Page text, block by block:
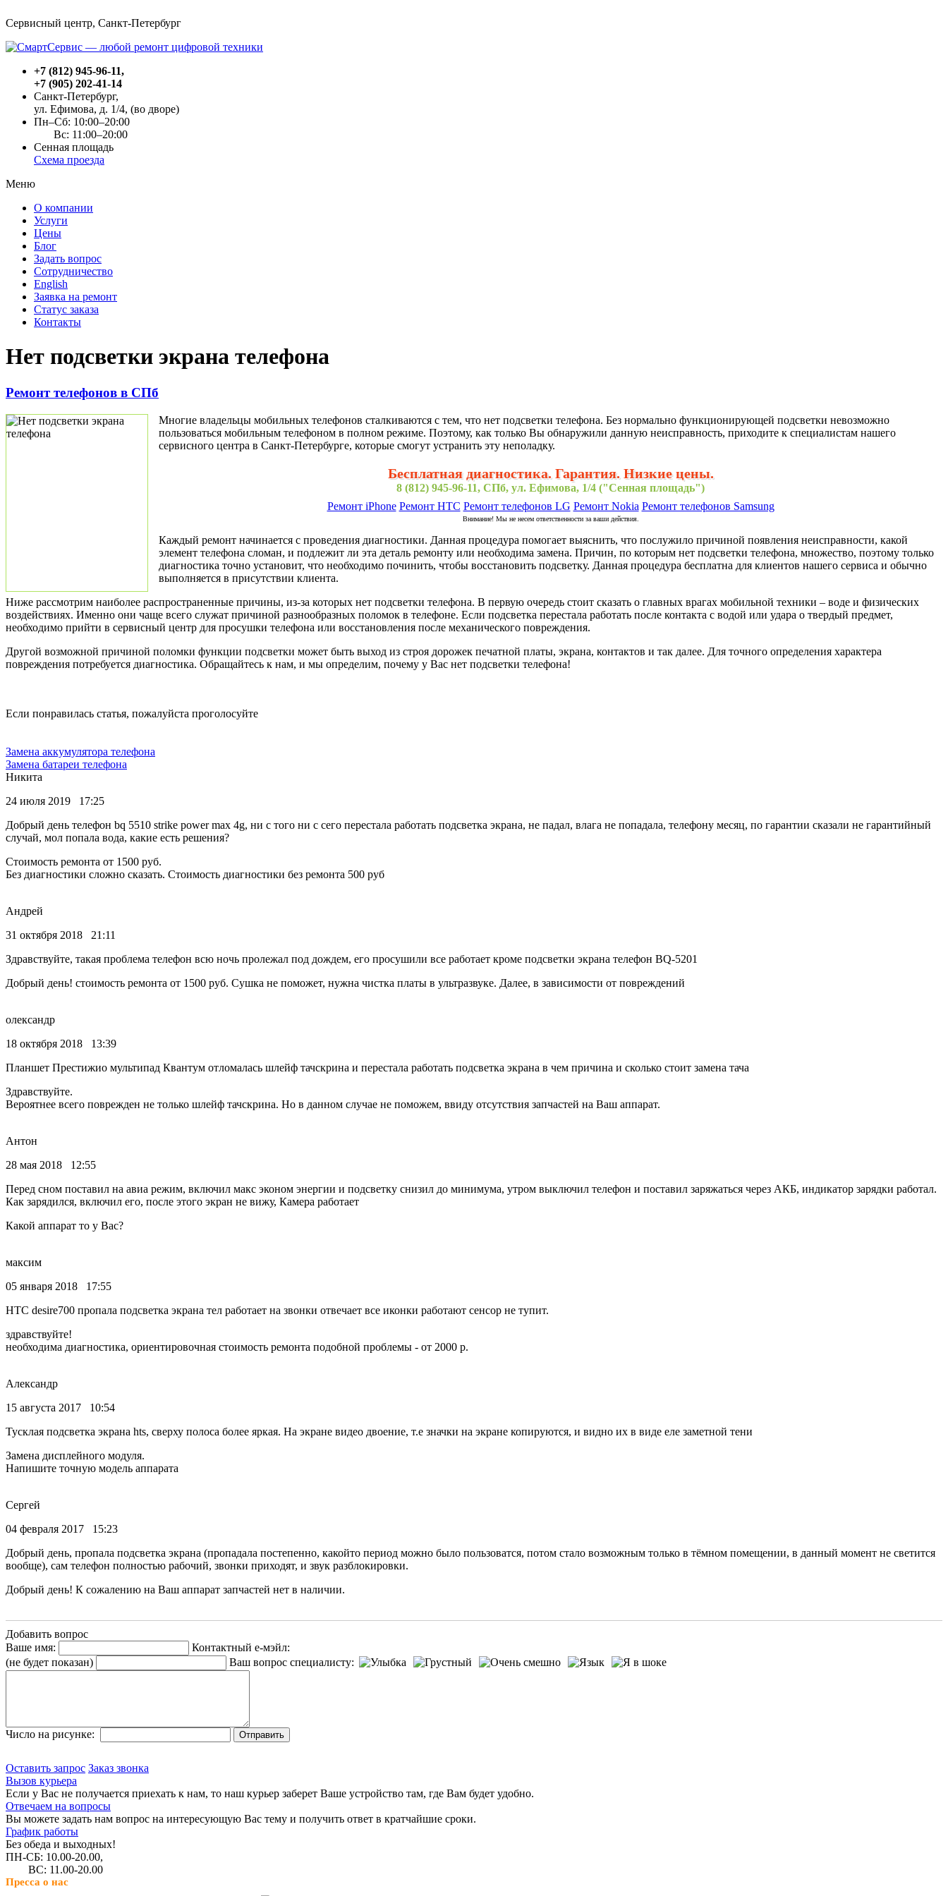
Сервисный центр, Cанкт-Петербург
+7 (812) 945-96-11,
+7 (905) 202-41-14
Санкт-Петербург,
ул. Ефимова, д. 1/4, (во дворе)
Пн–Сб: 10:00–20:00
Вс: 11:00–20:00
Сенная площадь
Схема проезда
Меню
О компании
Услуги
Цены
Блог
Задать вопрос
Сотрудничество
English
Заявка на ремонт
Статус заказа
Контакты
Нет подсветки экрана телефона
Ремонт телефонов в СПб
Многие владельцы мобильных телефонов сталкиваются с тем, что нет подсветки телефона. Без нормально функционирующей подсветки невозможно
пользоваться мобильным телефоном в полном режиме. Поэтому, как только Вы обнаружили данную неисправность, приходите к специалистам нашего
сервисного центра в Санкт-Петербурге, которые смогут устранить эту неполадку.
Бесплатная диагностика. Гарантия. Низкие цены.
8 (812) 945-96-11, СПб, ул. Ефимова, 1/4 ("Сенная площадь")
Ремонт iPhone Ремонт HTC Ремонт телефонов LG Ремонт Nokia Ремонт телефонов Samsung
Внимание! Мы не несем ответственности за ваши действия.
Каждый ремонт начинается с проведения диагностики. Данная процедура помогает выяснить, что послужило причиной появления неисправности, какой
элемент телефона сломан, и подлежит ли эта деталь ремонту или необходима замена. Причин, по которым нет подсветки телефона, множество, поэтому только
диагностика точно установит, что необходимо починить, чтобы восстановить подсветку. Данная процедура бесплатна для клиентов нашего сервиса и обычно
выполняется в присутствии клиента.
Ниже рассмотрим наиболее распространенные причины, из-за которых нет подсветки телефона. В первую очередь стоит сказать о главных врагах мобильной техники – воде и физических
воздействиях. Именно они чаще всего служат причиной разнообразных поломок в телефоне. Если подсветка перестала работать после контакта с водой или удара о твердый предмет,
необходимо прийти в сервисный центр для просушки телефона или восстановления после механического повреждения.
Другой возможной причиной поломки функции подсветки может быть выход из строя дорожек печатной платы, экрана, контактов и так далее. Для точного определения характера
повреждения потребуется диагностика. Обращайтесь к нам, и мы определим, почему у Вас нет подсветки телефона!
Если понравилась статья, пожалуйста проголосуйте
Замена аккумулятора телефона
Замена батареи телефона
Никита
24 июля 2019 17:25
Добрый день телефон bq 5510 strike power max 4g, ни с того ни с сего перестала работать подсветка экрана, не падал, влага не попадала, телефону месяц, по гарантии сказали не гарантийный
случай, мол попала вода, какие есть решения?
Стоимость ремонта от 1500 руб.
Без диагностики сложно сказать. Стоимость диагностики без ремонта 500 руб
Андрей
31 октября 2018 21:11
Здравствуйте, такая проблема телефон всю ночь пролежал под дождем, его просушили все работает кроме подсветки экрана телефон BQ-5201
Добрый день! стоимость ремонта от 1500 руб. Сушка не поможет, нужна чистка платы в ультразвуке. Далее, в зависимости от повреждений
олександр
18 октября 2018 13:39
Планшет Престижио мультипад Квантум отломалась шлейф тачскрина и перестала работать подсветка экрана в чем причина и сколько стоит замена тача
Здравствуйте.
Вероятнее всего поврежден не только шлейф тачскрина. Но в данном случае не поможем, ввиду отсутствия запчастей на Ваш аппарат.
Антон
28 мая 2018 12:55
Перед сном поставил на авиа режим, включил макс эконом энергии и подсветку снизил до минимума, утром выключил телефон и поставил заряжаться через АКБ, индикатор зарядки работал.
Как зарядился, включил его, после этого экран не вижу, Камера работает
Какой аппарат то у Вас?
максим
05 января 2018 17:55
HTC desire700 пропала подсветка экрана тел работает на звонки отвечает все иконки работают сенсор не тупит.
здравствуйте!
необходима диагностика, ориентировочная стоимость ремонта подобной проблемы - от 2000 р.
Александр
15 августа 2017 10:54
Тусклая подсветка экрана hts, сверху полоса более яркая. На экране видео двоение, т.е значки на экране копируются, и видно их в виде еле заметной тени
Замена дисплейного модуля.
Напишите точную модель аппарата
Сергей
04 февраля 2017 15:23
Добрый день, пропала подсветка экрана (пропадала постепенно, какойто период можно было пользоватся, потом стало возможным только в тёмном помещении, в данный момент не светится
вообще), сам телефон полностью рабочий, звонки приходят, и звук разблокировки.
Добрый день! К сожалению на Ваш аппарат запчастей нет в наличии.
Добавить вопрос
Ваше имя:
Контактный е-мэйл:
(не будет показан)
Ваш вопрос специалисту:
Число на рисунке:
Оставить запрос Заказ звонка
Вызов курьера
Если у Вас не получается приехать к нам, то наш курьер заберет Ваше устройство там, где Вам будет удобно.
Отвечаем на вопросы
Вы можете задать нам вопрос на интересующую Вас тему и получить ответ в кратчайшие сроки.
График работы
Без обеда и выходных!
ПН-СБ: 10.00-20.00,
ВС: 11.00-20.00
Пресса о нас